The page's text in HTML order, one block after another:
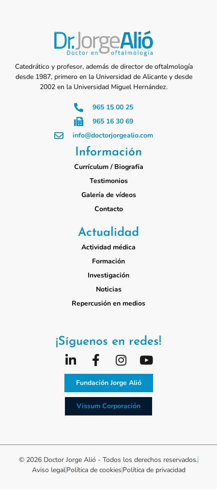
Catedrático y profesor, además de director de oftalmología
desde 1987, primero en la Universidad de Alicante y desde
2002 en la Universidad Miguel Hernández.
965 15 00 25
965 16 30 69
info@doctorjorgealio.com
Información
Currículum / Biografía
Testimonios
Galería de vídeos
Contacto
Actualidad
Actividad médica
Formación
Investigación
Noticias
Repercusión en medios
¡Síguenos en redes!
Fundación Jorge Alió
Vissum Corporación
© 2026 Doctor Jorge Alió - Todos los derechos reservados.
Aviso legalPolítica de cookies Política de privacidad